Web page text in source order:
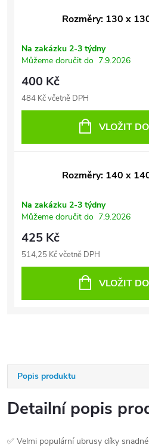
Rozměry: 130 x
Na zakázku 2-3 týdny
Můžeme doručit do 7.9.2026
400 Kč
484 Kč včetně DPH
VLOŽIT
Rozměry: 140 x
Na zakázku 2-3 týdny
Můžeme doručit do 7.9.2026
425 Kč
514,25 Kč včetně DPH
VLOŽIT
Popis produktu
Detailní popis
✅ Velmi populární ubrusy díky